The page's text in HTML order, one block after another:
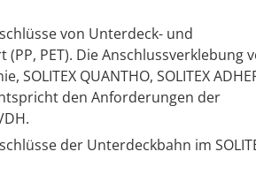
von Unterdeck- und
PET). Die Anschlussverklebung
SOLITEX QUANTHO, SOLITEX
den Anforderungen der
der Unterdeckbahn im